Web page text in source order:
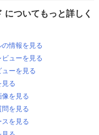
についてもっと詳しく
情報を見る
ューを見る
ーを見る
る
を見る
を見る
を見る